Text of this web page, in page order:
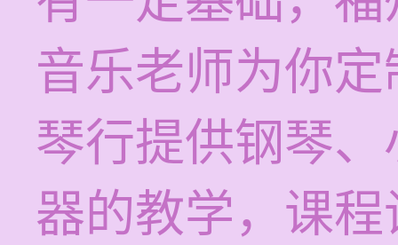
音乐老师为你
琴行提供钢琴
器的教学，课